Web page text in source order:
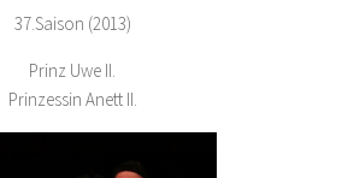
37.Saison (2013)
Prinz Uwe II.
Prinzessin Anett II.